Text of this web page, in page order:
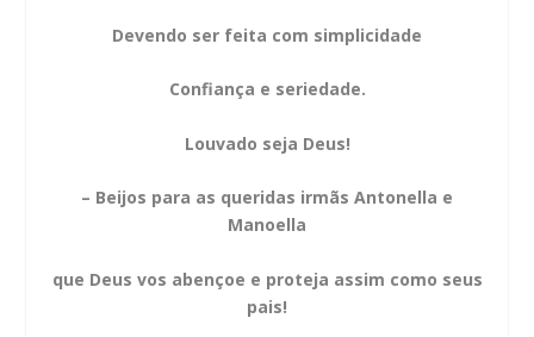
Devendo ser feita com simplicidade
Confiança e seriedade.
Louvado seja Deus!
– Beijos para as queridas irmãs Antonella e
Manoella
que Deus vos abençoe e proteja assim como seus
pais!